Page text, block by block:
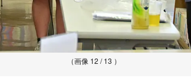
（画像 12 / 13 ）